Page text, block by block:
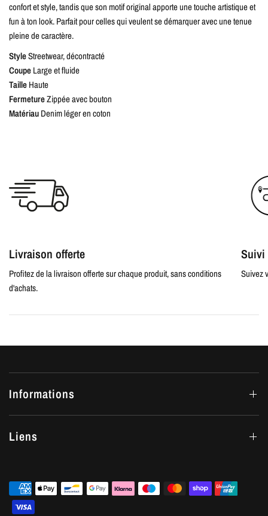
confort et style, tandis que son motif original apporte une touche artistique et
fun à ton look. Parfait pour celles qui veulent se démarquer avec une tenue
pleine de caractère.
StyleStreetwear, décontracté
CoupeLarge et fluide
TailleHaute
FermetureZippée avec bouton
MatériauDenim léger en coton
Livraison offerte
Profitez de la livraison offerte sur chaque produit, sans conditions
d'achats.
Suivi
Suivez
Informations
Liens